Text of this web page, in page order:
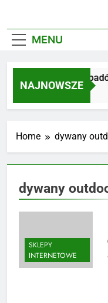
MENU
NAJNOWSZE
Utylizacja
2 Miesiące Ago
Home dywany
dywany
SKLEPY
INTERNETOWE